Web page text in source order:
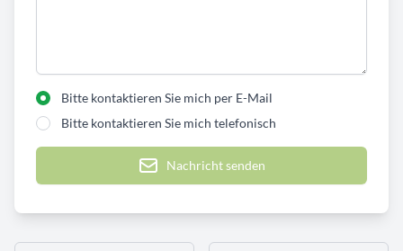
Bitte kontaktieren Sie mich per E-Mail
Bitte kontaktieren Sie mich telefonisch
Nachricht senden